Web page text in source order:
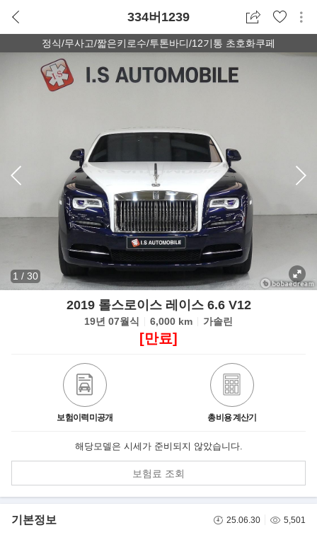
334버1239
정식/무사고/짧은키로수/투톤바디/12기통 초호화쿠페
1 / 30
2019 롤스로이스 레이스 6.6 V12
19년 07월식 6,000 km 가솔린
[만료]
보험이력미공개 총비용 계산기
해당모델은 시세가 준비되지 않았습니다.
보험료 조회
기본정보 25.06.30 5,501